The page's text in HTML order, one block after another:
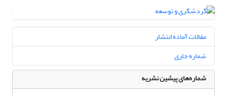
مقالات آماده انتشار
شماره جاری
شماره‌های پیشین نشریه